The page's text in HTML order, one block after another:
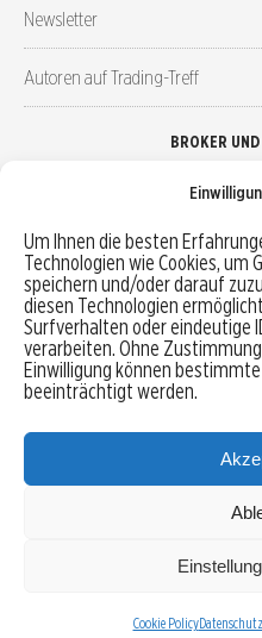
Um Ihnen die besten
Technologien wie Cookies,
speichern und/oder darauf
diesen Technologien
Surfverhalten oder eindeutige
verarbeiten. Ohne
Einwilligung können
beeinträchtigt werden.
Cookie Policy
Newsletter
Autoren auf Trading-Treff
BROKER
Robo-Advisor vergleichen
Depotvergleich
Festgeld vergleichen
Tagesgeld vergleichen